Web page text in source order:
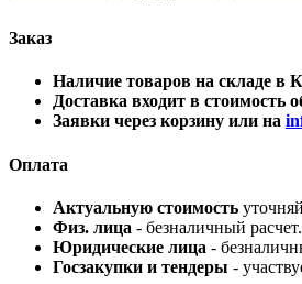
Заказ
Наличие товаров на складе
Доставка входит в стоимость
Заявки через корзину или на
Оплата
Актуальную стоимость
Физ. лица - безналичный расчет.
Юридические лица -
Госзакупки и тендеры -